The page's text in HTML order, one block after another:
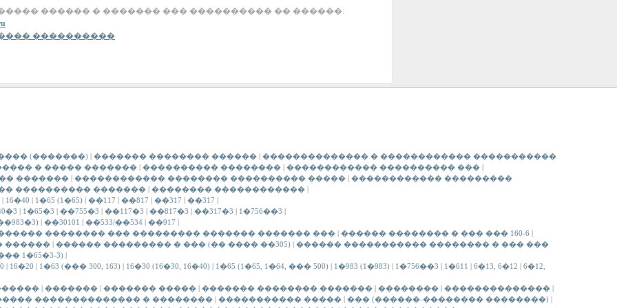
������ � ������� ��� ���������� �� ������:
����������
(�������) | ������� �������� ������ | �������������� � ������������ �����������
� ����� ������� | ���������� �������� | ������������ ���������� ��� |
������� | ������������ �������� ���������� ����� | ������������ ���������
���������� ������� | �������� ������������ |
| 16�40 | 1�65 (1�65) | ��117 | ��817 | ��317 | ��317 |
| 1�65�3 | ��755�3 | ��117�3 | ��817�3 | ��317�3 | 1�756��3 |
| ��30101 | ��533/��534 | ��917 |
�������� ��� ��������� ������� ������� ��� | ������ �������� � ��� ��� 160-6 |
������ | ������ ��������� � ��� (�� ���� ��305) | ������ ����������� �������� � ��� ���
1�65�3-3) |
| 16�20 | 1�63 (��� 300, 163) | 16�30 (16�30, 16�40) | 1�65 (1�65, 1�64, ��� 500) | 1�983 (1�983) | 1�756��3 | 1�611 | 6�13, 6�12 | 6�12,
| ������� | ������� ����� | ������� �������� ������� | �������� | �������������� |
�������������� � �������� | ����������� ����� | ��� (������-�������� ��������) |